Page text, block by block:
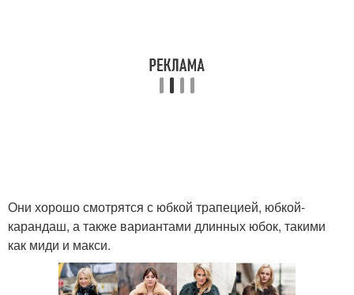
Они хорошо смотрятся с юбкой трапецией, юбкой-
карандаш, а также вариантами длинных юбок, такими
как миди и макси.